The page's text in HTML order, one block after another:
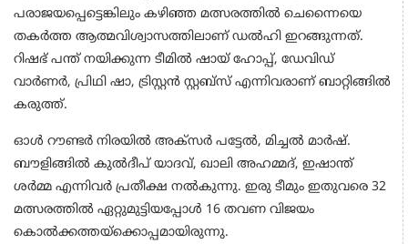
പരാജയപ്പെട്ടെങ്കിലും കഴിഞ്ഞ മത്സരത്തില്‍ ചെന്നൈയെ
തകര്‍ത്ത ആത്മവിശ്വാസത്തിലാണ് ഡല്‍ഹി ഇറങ്ങുന്നത്.
റിഷഭ് പന്ത് നയിക്കുന്ന ടീമില്‍ ഷായ് ഹോപ്പ്, ഡേവിഡ്
വാര്‍ണര്‍, പ്രിഥി ഷാ, ട്രിസ്റ്റന്‍ സ്റ്റബ്‌സ് എന്നിവരാണ് ബാറ്റിങ്ങില്‍
കരുത്ത്.
ഓള്‍ റൗണ്ടര്‍ നിരയില്‍ അക്‌സര്‍ പട്ടേല്‍, മിച്ചല്‍ മാര്‍ഷ്.
ബൗളിങ്ങില്‍ കുല്‍ദീപ് യാദവ്, ഖാലി അഹമ്മദ്, ഇഷാന്ത്
ശര്‍മ്മ എന്നിവര്‍ പ്രതീക്ഷ നല്‍കുന്നു. ഇരു ടീമും ഇതുവരെ 32
മത്സരത്തില്‍ ഏറ്റുമുട്ടിയപ്പോള്‍ 16 തവണ വിജയം
കൊല്‍ക്കത്തയ്‌ക്കൊപ്പമായിരുന്നു.